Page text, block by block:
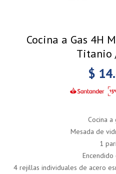
Cocina a Gas 4H
Titanio
$
Cocina a
Mesada de
1
4 rejillas individuales de acero